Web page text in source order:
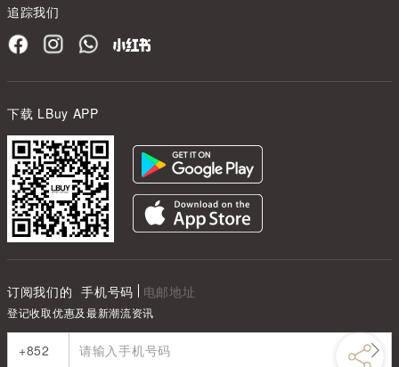
追踪我们
下载 LBuy APP
订阅我们的 手机号码 电邮地址
登记收取优惠及最新潮流资讯